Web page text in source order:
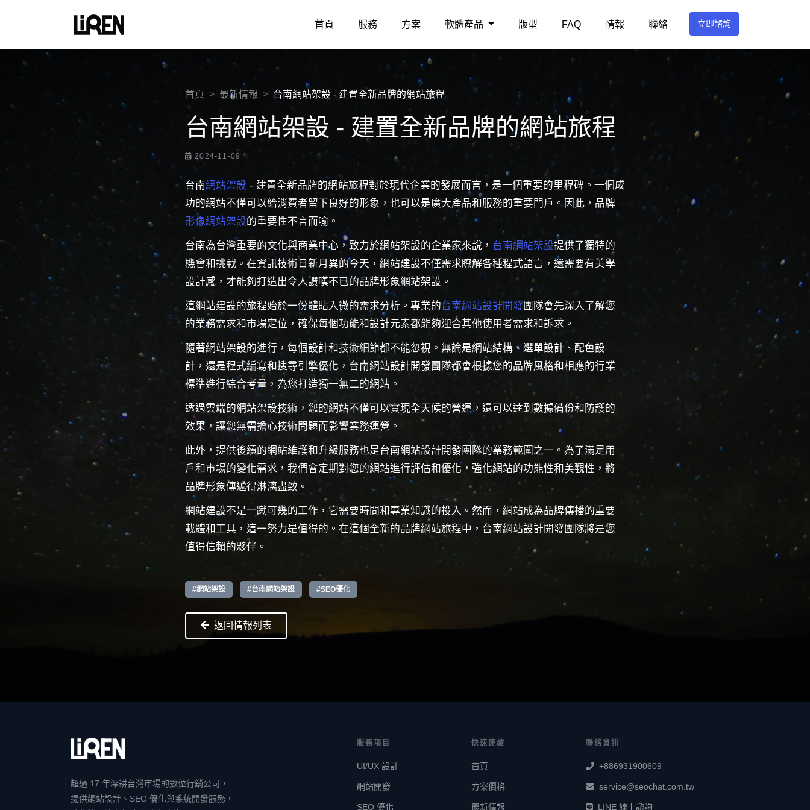
首頁 服務 方案 軟體產品 版型 FAQ 情報 聯絡 立即諮詢
首頁 最新情報 台南網站架設 - 建置全新品牌的網站旅程
台南網站架設 - 建置全新品牌的網站旅程
2024-11-09
台南網站架設 - 建置全新品牌的網站旅程對於現代企業的發展而言，是一個重要的里程碑。一個成
功的網站不僅可以給消費者留下良好的形象，也可以是廣大產品和服務的重要門戶。因此，品牌
形像網站架設的重要性不言而喻。
台南為台灣重要的文化與商業中心，致力於網站架設的企業家來說， 台南網站架設提供了獨特的
機會和挑戰。在資訊技術日新月異的今天，網站建設不僅需求瞭解各種程式語言，還需要有美學
設計感，才能夠打造出令人讚嘆不已的品牌形象網站架設。
這網站建設的旅程始於一份體貼入微的需求分析。專業的台南網站設計開發 團隊會先深入了解您
的業務需求和市場定位，確保每個功能和設計元素都能夠迎合其他使用者需求和訴求。
隨著網站架設的進行，每個設計和技術細節都不能忽視。無論是網站結構、選單設計、配色設
計，還是程式編寫和搜尋引擎優化，台南網站設計開發團隊都會根據您的品牌風格和相應的行業
標準進行綜合考量，為您打造獨一無二的網站。
透過雲端的網站架設技術，您的網站不僅可以實現全天候的營運，還可以達到數據備份和防護的
效果，讓您無需擔心技術問題而影響業務運營。
此外，提供後續的網站維護和升級服務也是台南網站設計開發團隊的業務範圍之一。為了滿足用
戶和市場的變化需求，我們會定期對您的網站進行評估和優化，強化網站的功能性和美觀性，將
品牌形象傳遞得淋漓盡致。
網站建設不是一蹴可幾的工作，它需要時間和專業知識的投入。然而，網站成為品牌傳播的重要
載體和工具，這一努力是值得的。在這個全新的品牌網站旅程中，台南網站設計開發團隊將是您
值得信賴的夥伴。
#網站架設 #台南網站架設 #SEO優化
返回情報列表
超過 17 年深耕台灣市場的數位行銷公司，
提供網站設計、SEO 優化與系統開發服務，
服務項目
UI/UX 設計
網站開發
SEO 優化
快速連結
首頁
方案價格
最新情報
聯絡資訊
+886931900609
service@seochat.com.tw
LINE 線上諮詢